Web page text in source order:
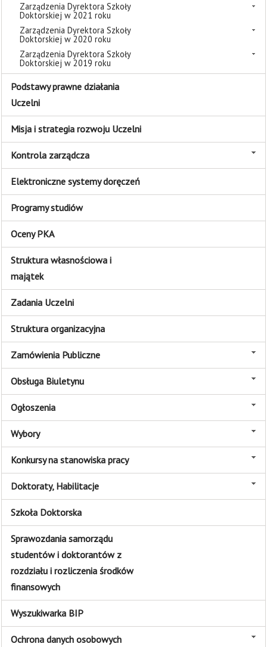
Zarządzenia Dyrektora Szkoły
Doktorskiej w 2021 roku
Zarządzenia Dyrektora Szkoły
Doktorskiej w 2020 roku
Zarządzenia Dyrektora Szkoły
Doktorskiej w 2019 roku
Podstawy prawne działania
Uczelni
Misja i strategia rozwoju Uczelni
Kontrola zarządcza
Elektroniczne systemy doręczeń
Programy studiów
Oceny PKA
Struktura własnościowa i
majątek
Zadania Uczelni
Struktura organizacyjna
Zamówienia Publiczne
Obsługa Biuletynu
Ogłoszenia
Wybory
Konkursy na stanowiska pracy
Doktoraty, Habilitacje
Szkoła Doktorska
Sprawozdania samorządu
studentów i doktorantów z
rozdziału i rozliczenia środków
finansowych
Wyszukiwarka BIP
Ochrona danych osobowych